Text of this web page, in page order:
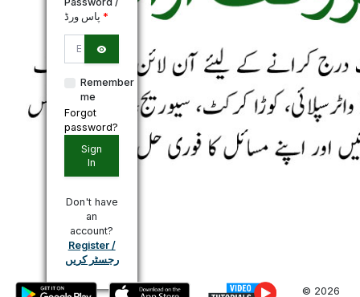
Password /
Remember
me
Forgot
password?
Sign
In
Don't have
an
account?
Register /
رجسٹر کریں